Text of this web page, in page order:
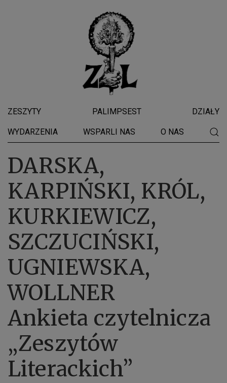
ZESZYTY PALIMPSEST DZIAŁY
WYDARZENIA WSPARLI NAS O NAS
DARSKA,
KARPIŃSKI, KRÓL,
KURKIEWICZ,
SZCZUCIŃSKI,
UGNIEWSKA,
WOLLNER
Ankieta czytelnicza
„Zeszytów
Literackich”